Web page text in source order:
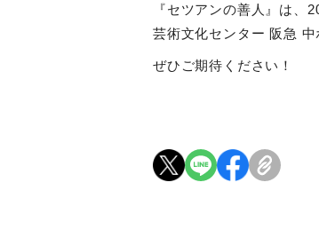
『セツアンの善人』は、
芸術文化センター 阪急 中
ぜひご期待ください！